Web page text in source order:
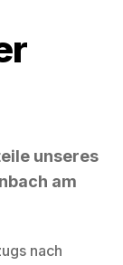
unseres
am
nach